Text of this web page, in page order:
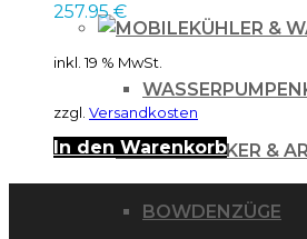
KÜHLER &
LENKER &
BOWDENZÜGE
257.95€
inkl. 19 % MwSt.
zzgl. Versandkosten
In den Warenkorb